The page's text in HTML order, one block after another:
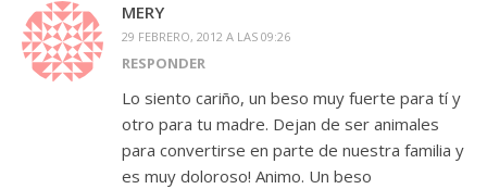
MERY
29 FEBRERO, 2012 A LAS 09:26
RESPONDER
Lo siento cariño, un beso muy fuerte para tí y
otro para tu madre. Dejan de ser animales
para convertirse en parte de nuestra familia y
es muy doloroso! Animo. Un beso